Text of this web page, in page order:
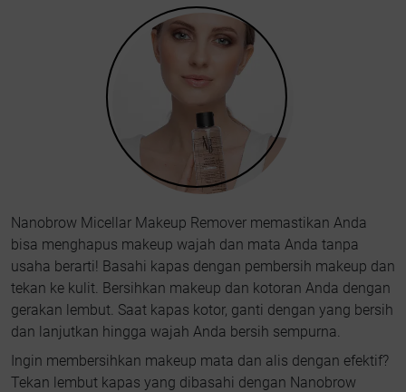
Nanobrow Micellar Makeup Remover memastikan Anda
bisa menghapus makeup wajah dan mata Anda tanpa
usaha berarti! Basahi kapas dengan pembersih makeup dan
tekan ke kulit. Bersihkan makeup dan kotoran Anda dengan
gerakan lembut. Saat kapas kotor, ganti dengan yang bersih
dan lanjutkan hingga wajah Anda bersih sempurna.
Ingin membersihkan makeup mata dan alis dengan efektif?
Tekan lembut kapas yang dibasahi dengan Nanobrow